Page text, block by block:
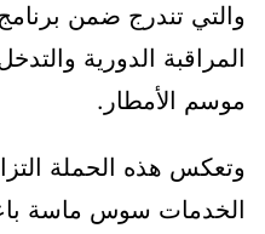
والتي تندرج ضمن
المراقبة الدورية
موسم الأمطار.
وتعكس هذه الحملة
الخدمات سوس ماسة